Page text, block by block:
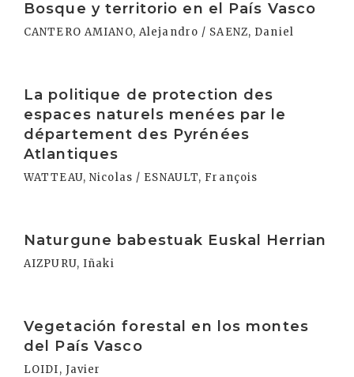
Bosque y territorio en el País Vasco
CANTERO AMIANO, Alejandro / SAENZ, Daniel
La politique de protection des
espaces naturels menées par le
département des Pyrénées
Atlantiques
WATTEAU, Nicolas / ESNAULT, François
Naturgune babestuak Euskal Herrian
AIZPURU, Iñaki
Vegetación forestal en los montes
del País Vasco
LOIDI, Javier